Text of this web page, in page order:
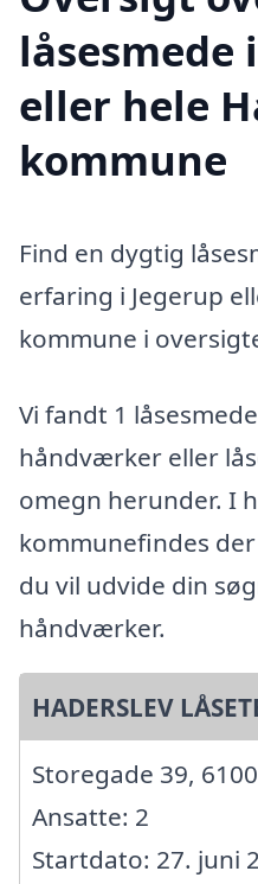
låsesmede
eller hele
kommune
Find en dygtig
erfaring i Jegerup
kommune i
Vi fandt 1
håndværker eller
omegn herunder. I
kommunefindes
du vil udvide din
håndværker.
HADERSLEV
Storegade 39,
Ansatte: 2
Startdato: 27. juni